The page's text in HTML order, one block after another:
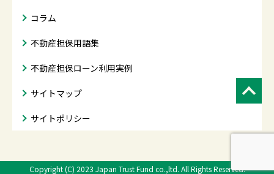
コラム
不動産担保用語集
不動産担保ローン利用実例
サイトマップ
サイトポリシー
Copyright (C) 2023 Japan Trust Fund co.,ltd. All Rights Reserved.